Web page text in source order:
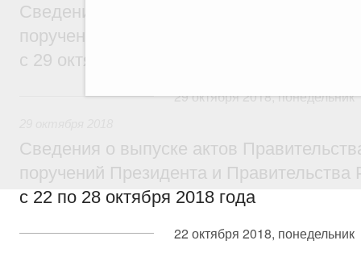
Сведения о выпуске актов
поручений Президента и Правительства
с 29 октября по 11 ноября 2018 года
29 октября 2018, понедельник
Сведения о выпуске актов
поручений Президента и Правительства
с 22 по 28 октября 2018 года
22 октября 2018, понедельник